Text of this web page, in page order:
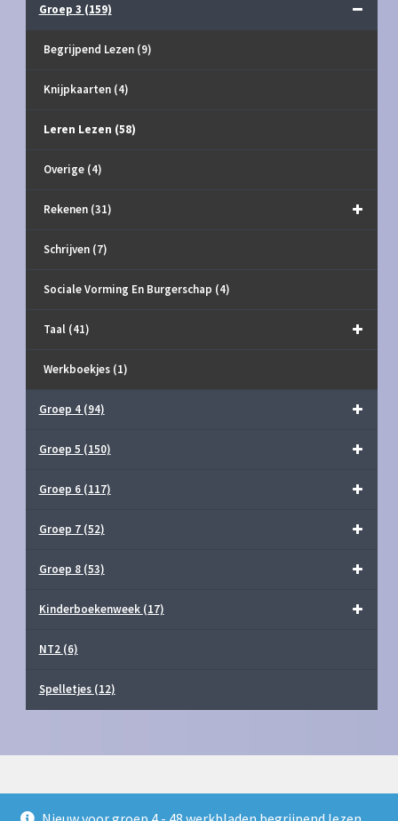
Groep 3 (159)
Begrijpend Lezen (9)
Knijpkaarten (4)
Leren Lezen (58)
Overige (4)
Rekenen (31)
Schrijven (7)
Sociale Vorming En Burgerschap (4)
Taal (41)
Werkboekjes (1)
Groep 4 (94)
Groep 5 (150)
Groep 6 (117)
Groep 7 (52)
Groep 8 (53)
Kinderboekenweek (17)
NT2 (6)
Spelletjes (12)